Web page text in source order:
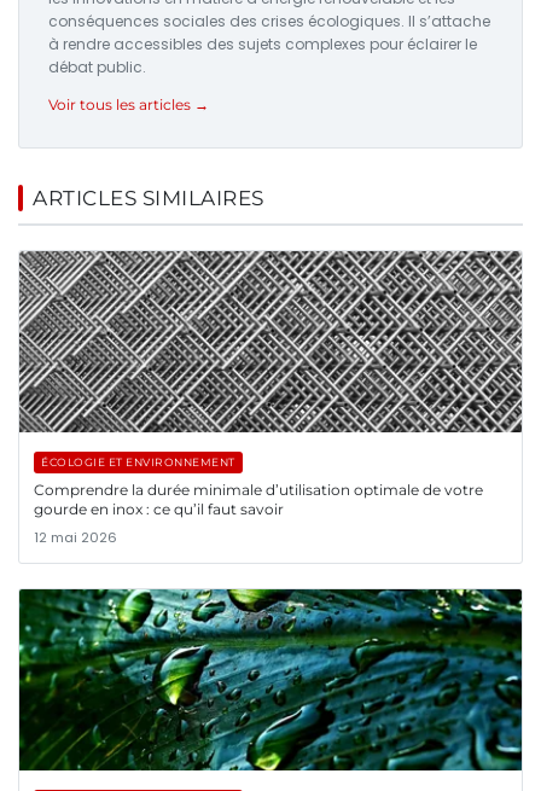
conséquences sociales des crises écologiques. Il s’attache
à rendre accessibles des sujets complexes pour éclairer le
débat public.
Voir tous les articles →
ARTICLES SIMILAIRES
ÉCOLOGIE ET ENVIRONNEMENT
Comprendre la durée minimale d’utilisation optimale de votre
gourde en inox : ce qu’il faut savoir
12 mai 2026